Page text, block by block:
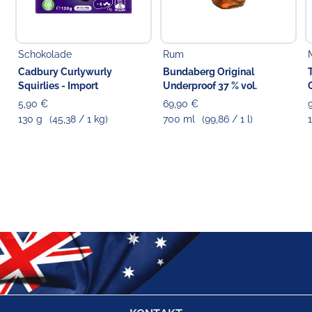
Schokolade
Cadbury Curlywurly
Squirlies - Import
5,90 €
130 g
(45,38 / 1 kg)
Rum
Bundaberg Original
Underproof 37 % vol.
69,90 €
700 ml
(99,86 / 1 l)